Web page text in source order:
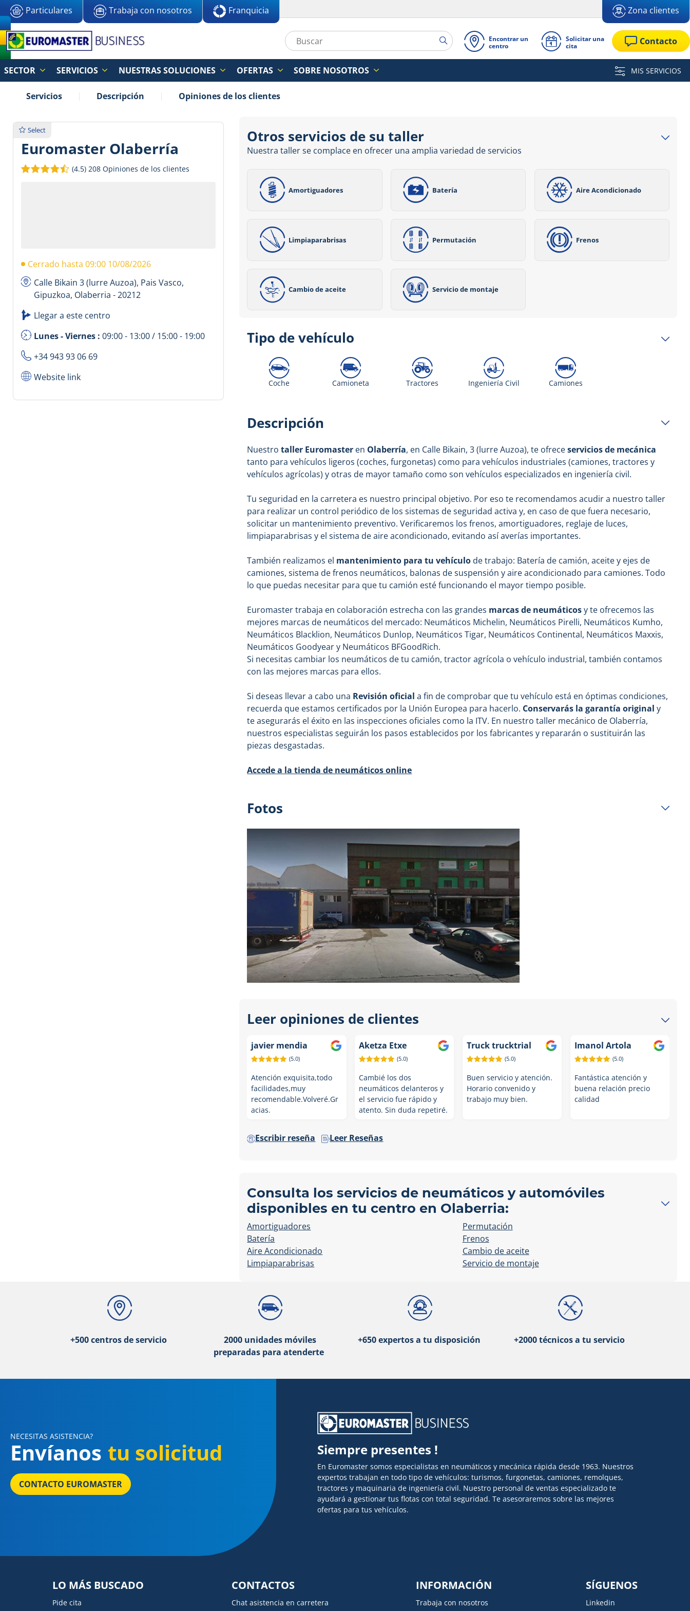
Particulares Trabaja con nosotros Franquicia Zona clientes
Encontrar un
centro
Solicitar una
cita
Contacto
SECTOR SERVICIOS NUESTRAS SOLUCIONES OFERTAS SOBRE NOSOTROS MIS SERVICIOS
Servicios Descripción Opiniones de los clientes
Select
Euromaster Olaberría
(4.5) 208 Opiniones de los clientes
Cerrado hasta 09:00 10/08/2026
Calle Bikain 3 (lurre Auzoa), Pais Vasco,
Gipuzkoa, Olaberria - 20212
Llegar a este centro
Lunes - Viernes : 09:00 - 13:00 / 15:00 - 19:00
+34 943 93 06 69
Website link
Otros servicios de su taller
Nuestra taller se complace en ofrecer una amplia variedad de servicios
Amortiguadores Batería Aire Acondicionado
Limpiaparabrisas Permutación Frenos
Cambio de aceite Servicio de montaje
Tipo de vehículo
Coche Camioneta Tractores Ingeniería Civil Camiones
Descripción
Nuestro taller Euromaster en Olaberría, en Calle Bikain, 3 (lurre Auzoa), te ofreceservicios de mecánica
tanto para vehículos ligeros (coches, furgonetas) como para vehículos industriales (camiones, tractores y
vehículos agrícolas) y otras de mayor tamaño como son vehículos especializados en ingeniería civil.
Tu seguridad en la carretera es nuestro principal objetivo. Por eso te recomendamos acudir a nuestro taller
para realizar un control periódico de los sistemas de seguridad activa y, en caso de que fuera necesario,
solicitar un mantenimiento preventivo. Verificaremos los frenos, amortiguadores, reglaje de luces,
limpiaparabrisas y el sistema de aire acondicionado, evitando así averías importantes.
También realizamos el mantenimiento para tu vehículo de trabajo: Batería de camión, aceite y ejes de
camiones, sistema de frenos neumáticos, balonas de suspensión y aire acondicionado para camiones. Todo
lo que puedas necesitar para que tu camión esté funcionando el mayor tiempo posible.
Euromaster trabaja en colaboración estrecha con las grandes marcas de neumáticosy te ofrecemos las
mejores marcas de neumáticos del mercado: Neumáticos Michelin, Neumáticos Pirelli, Neumáticos Kumho,
Neumáticos Blacklion, Neumáticos Dunlop, Neumáticos Tigar, Neumáticos Continental, Neumáticos Maxxis,
Neumáticos Goodyear y Neumáticos BFGoodRich.
Si necesitas cambiar los neumáticos de tu camión, tractor agrícola o vehículo industrial, también contamos
con las mejores marcas para ellos.
Si deseas llevar a cabo una Revisión oficial a fin de comprobar que tu vehículo está en óptimas condiciones,
recuerda que estamos certificados por la Unión Europea para hacerlo. Conservarás la garantía original y
te asegurarás el éxito en las inspecciones oficiales como la ITV. En nuestro taller mecánico de Olaberría,
nuestros especialistas seguirán los pasos establecidos por los fabricantes y repararán o sustituirán las
piezas desgastadas.
Accede a la tienda de neumáticos online
Fotos
Leer opiniones de clientes
javier mendia
(5.0)
Atención exquisita,todo
facilidades,muy
recomendable.Volveré.Gr
acias.
Aketza Etxe
(5.0)
Cambié los dos
neumáticos delanteros y
el servicio fue rápido y
atento. Sin duda repetiré.
Truck trucktrial
(5.0)
Buen servicio y atención.
Horario convenido y
trabajo muy bien.
Imanol Artola
(5.0)
Fantástica atención y
buena relación precio
calidad
Escribir reseña Leer Reseñas
Consulta los servicios de neumáticos y automóviles
disponibles en tu centro en Olaberria:
Amortiguadores
Batería
Aire Acondicionado
Limpiaparabrisas
Permutación
Frenos
Cambio de aceite
Servicio de montaje
+500 centros de servicio
2000 unidades móviles
preparadas para atenderte
+650 expertos a tu disposición +2000 técnicos a tu servicio
NECESITAS ASISTENCIA?
Envíanos tu solicitud
CONTACTO EUROMASTER
Siempre presentes !
En Euromaster somos especialistas en neumáticos y mecánica rápida desde 1963. Nuestros
expertos trabajan en todo tipo de vehículos: turismos, furgonetas, camiones, remolques,
tractores y maquinaria de ingeniería civil. Nuestro personal de ventas especializado te
ayudará a gestionar tus flotas con total seguridad. Te asesoraremos sobre las mejores
ofertas para tus vehículos.
LO MÁS BUSCADO
Pide cita
CONTACTOS
Chat asistencia en carretera
INFORMACIÓN
Trabaja con nosotros
SÍGUENOS
Linkedin